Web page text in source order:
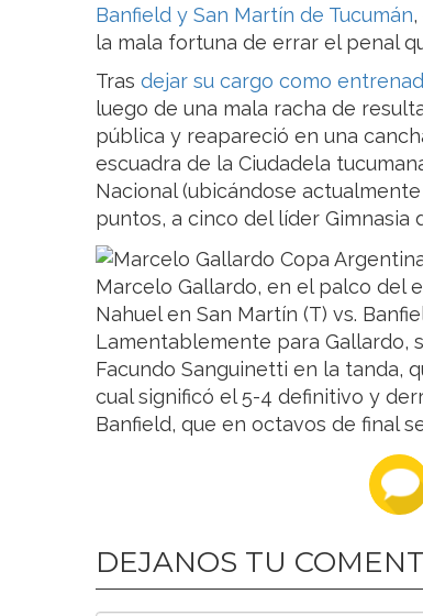
Banfield y San Martín de Tucumán
la mala fortuna de errar el penal
Tras dejar su cargo como
luego de una mala racha de
pública y reapareció en una
escuadra de la Ciudadela
Nacional (ubicándose
puntos, a cinco del líder Gimnasia
Marcelo Gallardo, en el palco del
Nahuel en San Martín (T) vs.
Lamentablemente para Gallardo,
Facundo Sanguinetti en la tanda,
cual significó el 5-4 definitivo y
Banfield, que en octavos de final
DEJANOS TU